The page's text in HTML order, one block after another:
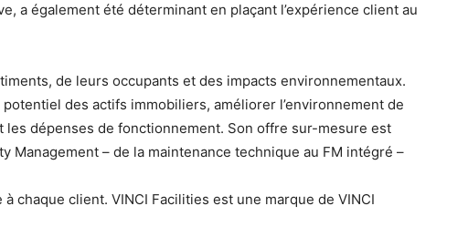
a également été déterminant en plaçant l’expérience client au
de leurs occupants et des impacts environnementaux.
des actifs immobiliers, améliorer l’environnement de
dépenses de fonctionnement. Son offre sur-mesure est
Management – de la maintenance technique au FM intégré –
chaque client. VINCI Facilities est une marque de VINCI